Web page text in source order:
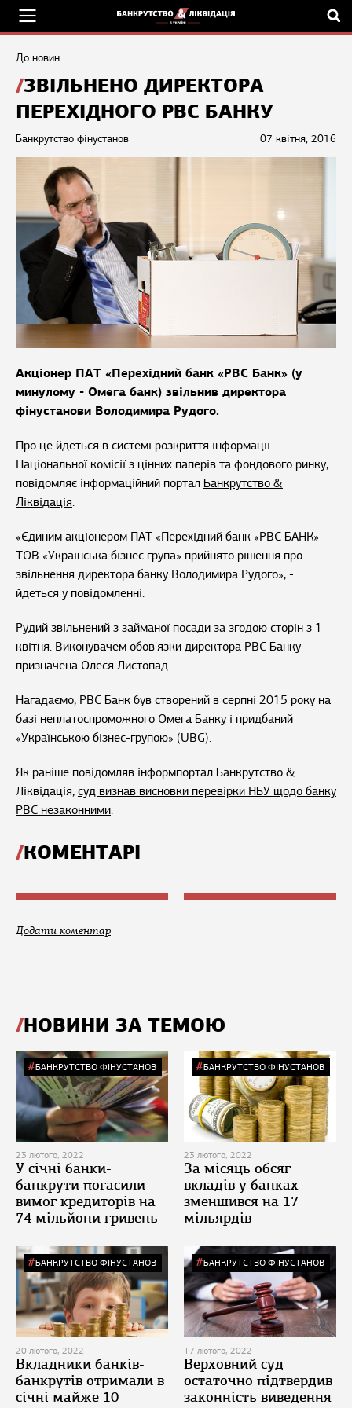
До новин
ЗВІЛЬНЕНО ДИРЕКТОРА
ПЕРЕХІДНОГО РВС БАНКУ
07 квітня, 2016
Банкрутство фінустанов
Акціонер ПАТ «Перехідний банк «РВС Банк» (у
минулому - Омега банк) звільнив директора
фінустанови Володимира Рудого.
Про це йдеться в системі розкриття інформації
Національної комісії з цінних паперів та фондового ринку,
повідомляє інформаційний портал Банкрутство &
Ліквідація.
«Єдиним акціонером ПАТ «Перехідний банк «РВС БАНК» -
ТОВ «Українська бізнес група» прийнято рішення про
звільнення директора банку Володимира Рудого», -
йдеться у повідомленні.
Рудий звільнений з займаної посади за згодою сторін з 1
квітня. Виконувачем обов'язки директора РВС Банку
призначена Олеся Листопад.
Нагадаємо, РВС Банк був створений в серпні 2015 року на
базі неплатоспроможного Омега Банку і придбаний
«Українською бізнес-групою» (UBG).
Як раніше повідомляв інформпортал Банкрутство &
Ліквідація, суд визнав висновки перевірки НБУ щодо банку
РВС незаконними.
КОМЕНТАРІ
Додати коментар
НОВИНИ ЗА ТЕМОЮ
БАНКРУТСТВО ФІНУСТАНОВ
23 лютого, 2022
У січні банки-
банкрути погасили
вимог кредиторів на
74 мільйони гривень
БАНКРУТСТВО ФІНУСТАНОВ
23 лютого, 2022
За місяць обсяг
вкладів у банках
зменшився на 17
мільярдів
БАНКРУТСТВО ФІНУСТАНОВ
20 лютого, 2022
Вкладники банків-
банкрутів отримали в
січні майже 10
БАНКРУТСТВО ФІНУСТАНОВ
17 лютого, 2022
Верховний суд
остаточно підтвердив
законність виведення